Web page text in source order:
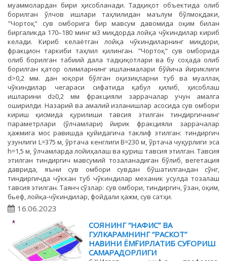
муаммолардан бири ҳисобланади. Тадқиқот объектида олиб
борилган ўлчов ишлари таҳлилидан маълум бўлмоқдаки,
"Чортоқ" сув омборига бир мавсум давомида оқим билан
биргаликда 170–180 минг м3 миқдорда лойқа чўкиндилар кириб
келади. Кириб келаётган лойқа чўкиндиларнинг миқдори,
фракцион таркиби таҳлил қилинган. "Чортоқ" сув омборида
олиб борилган табиий дала тадқиқотлари ва бу соҳада олиб
борилган қатор олимларнинг ишланмалари бўйича йириклиги
d>0,2 мм. дан юқори бўлган оқизиқларни туб ва муаллақ
чўкиндилар чегараси сифатида қабул қилиб, ҳисоблаш
ишларини d≥0,2 мм фракцияли заррачалар учун амалга
оширилди. Назарий ва амалий изланишлар асосида сув омбори
кириш қисмида қурилиши тавсия этилган тиндиргичнинг
параметрлари (ўлчамлари) йирик фракцияли заррачалар
ҳажмига мос равишда қуйидагича таклиф этилган: тиндиргич
узунлиги L=375 м, ўртача кенглиги B=230 м, ўртача чуқурлиги эса
h=1,5 м, ўлчамларда лойиҳалаш ва қуриш тавсия этилган. Тавсия
этилган тиндиргич мавсумий тозаланадиган бўлиб, вегетация
даврида, яъни сув омбори сувдан бўшатилгандан сўнг,
тиндиргичда чўккан туб чўкиндилар механик усулда тозалаш
тавсия этилган. Таянч сўзлар: сув омбори, тиндиргич, ўзан, оқим,
бьеф, лойқа-чўкиндилар, фойдали ҳажм, сув сатҳи.
16.06.2023
СОЯНИНГ “НАФИС” ВА
ГУЛКАРАМНИНГ “РАСКОТ”
НАВИНИ ЁМҒИРЛАТИБ СУҒОРИШ
САМАРАДОРЛИГИ